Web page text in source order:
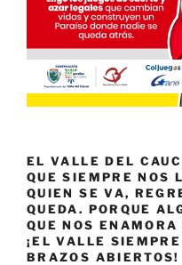
EL VALLE DEL
QUE SIEMPRE NOS
QUIEN SE VA,
QUEDA. PORQUE
QUE NOS
¡EL VALLE
BRAZOS